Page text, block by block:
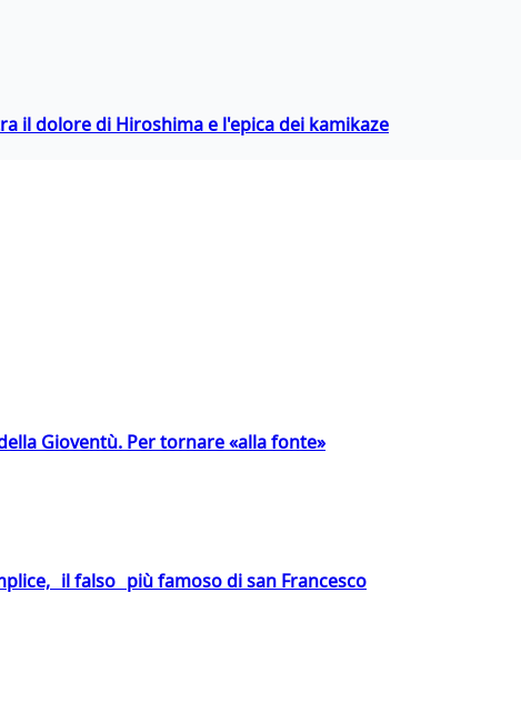
il dolore di Hiroshima e l'epica dei kamikaze
Gioventù. Per tornare «alla fonte»
il falso più famoso di san Francesco